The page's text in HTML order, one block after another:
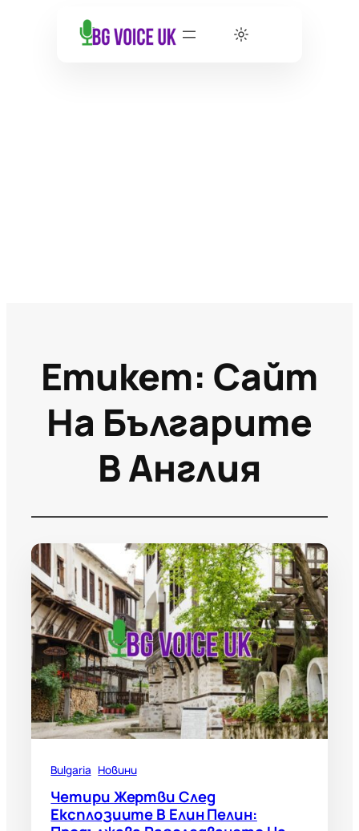
Етикет: Сайт
На Българите
В Англия
Bulgaria Новини
Четири Жертви След
Експлозиите В Елин Пелин: